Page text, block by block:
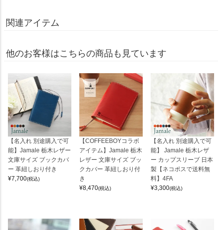
関連アイテム
他のお客様はこちらの商品も見ています
【名入れ 別途購入で可
能】Jamale 栃木レザー
文庫サイズ ブックカバ
ー 革紐しおり付き
¥7,700(税込)
【COFFEEBOYコラボ
アイテム】Jamale 栃木
レザー 文庫サイズ ブッ
クカバー 革紐しおり付
き
¥8,470(税込)
【名入れ 別途購入で可
能】 Jamale 栃木レザ
ー カップスリーブ 日本
製【ネコポスで送料無
料】4FA
¥3,300(税込)